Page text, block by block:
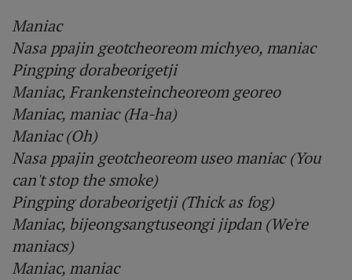
Maniac
Nasa ppajin geotcheoreom michyeo, maniac
Pingping dorabeorigetji
Maniac, Frankensteincheoreom georeo
Maniac, maniac (Ha-ha)
Maniac (Oh)
Nasa ppajin geotcheoreom useo maniac (You
can't stop the smoke)
Pingping dorabeorigetji (Thick as fog)
Maniac, bijeongsangtuseongi jipdan (We're
maniacs)
Maniac, maniac